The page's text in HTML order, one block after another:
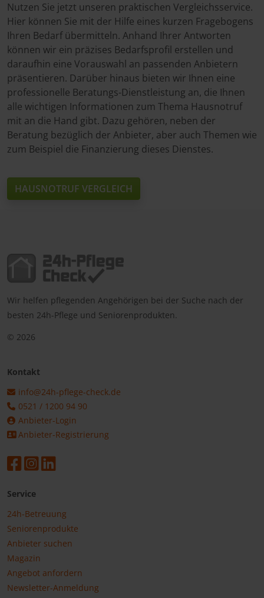
Nutzen Sie jetzt unseren praktischen Vergleichsservice.
Hier können Sie mit der Hilfe eines kurzen Fragebogens
Ihren Bedarf übermitteln. Anhand Ihrer Antworten
können wir ein präzises Bedarfsprofil erstellen und
daraufhin eine Vorauswahl an passenden Anbietern
präsentieren. Darüber hinaus bieten wir Ihnen eine
professionelle Beratungs-Dienstleistung an, die Ihnen
alle wichtigen Informationen zum Thema Hausnotruf
mit an die Hand gibt. Dazu gehören, neben der
Beratung bezüglich der Anbieter, aber auch Themen wie
zum Beispiel die Finanzierung dieses Dienstes.
HAUSNOTRUF VERGLEICH
Wir helfen pflegenden Angehörigen bei der Suche nach der
besten 24h-Pflege und Seniorenprodukten.
© 2026
Kontakt
info@24h-pflege-check.de
0521 / 1200 94 90
Anbieter-Login
Anbieter-Registrierung
Service
24h-Betreuung
Seniorenprodukte
Anbieter suchen
Magazin
Angebot anfordern
Newsletter-Anmeldung